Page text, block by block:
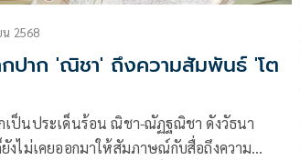
2568
ปาก 'ณิชา' ถึงความสัมพันธ์ 'โต
เป็นประเด็นร้อน ณิชา-ณัฏฐณิชา ดังวัธนา